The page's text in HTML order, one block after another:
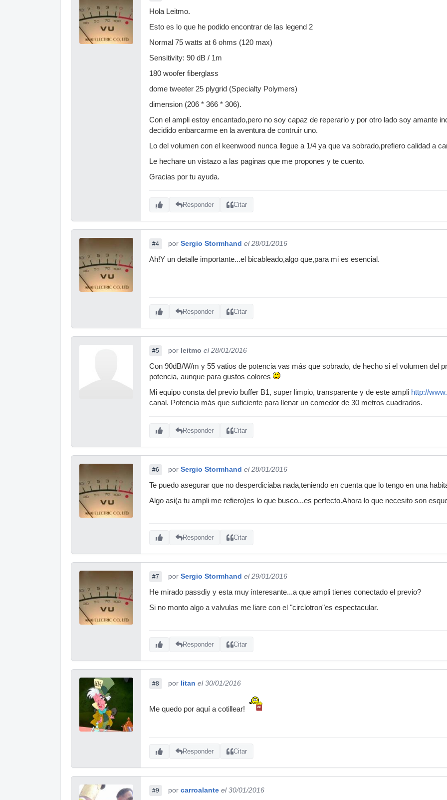
Hola Leitmo.
Esto es lo que he podido encontrar de las legend 2
Normal 75 watts at 6 ohms (120 max)
Sensitivity: 90 dB / 1m
180 woofer fiberglass
dome tweeter 25 plygrid (Specialty Polymers)
dimension (206 * 366 * 306).
Con el ampli estoy encantado,pero no soy capaz de reperarlo y por otro lado soy amante
decidido enbarcarme en la aventura de contruir uno.
Lo del volumen con el keenwood nunca llegue a 1/4 ya que va sobrado,prefiero calidad a
Le hechare un vistazo a las paginas que me propones y te cuento.
Gracias por tu ayuda.
Responder Citar
#4 por Sergio Stormhand el 28/01/2016
Ah!Y un detalle importante...el bicableado,algo que,para mi es esencial.
Responder Citar
#5 por leitmo el 28/01/2016
Con 90dB/W/m y 55 vatios de potencia vas más que sobrado, de hecho si el volumen del
potencia, aunque para gustos colores
Mi equipo consta del previo buffer B1, super limpio, transparente y de este ampli http://
canal. Potencia más que suficiente para llenar un comedor de 30 metros cuadrados.
Responder Citar
#6 por Sergio Stormhand el 28/01/2016
Te puedo asegurar que no desperdiciaba nada,teniendo en cuenta que lo tengo en una
Algo asi(a tu ampli me refiero)es lo que busco...es perfecto.Ahora lo que necesito son
Responder Citar
#7 por Sergio Stormhand el 29/01/2016
He mirado passdiy y esta muy interesante...a que ampli tienes conectado el previo?
Si no monto algo a valvulas me liare con el "circlotron"es espectacular.
Responder Citar
#8 por litan el 30/01/2016
Me quedo por aquí a cotillear!
Responder Citar
#9 por carroalante el 30/01/2016